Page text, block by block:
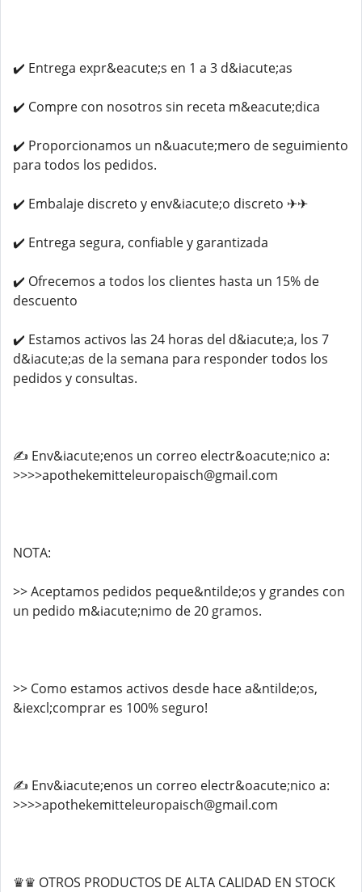
✔️ Entrega expr&eacute;s en 1 a 3 d&iacute;as
✔️ Compre con nosotros sin receta m&eacute;dica
✔️ Proporcionamos un n&uacute;mero de seguimiento
para todos los pedidos.
✔️ Embalaje discreto y env&iacute;o discreto ✈✈
✔️ Entrega segura, confiable y garantizada
✔️ Ofrecemos a todos los clientes hasta un 15% de
descuento
✔️ Estamos activos las 24 horas del d&iacute;a, los 7
d&iacute;as de la semana para responder todos los
pedidos y consultas.
✍️ Env&iacute;enos un correo electr&oacute;nico a:
>>>>apothekemitteleuropaisch@gmail.com
NOTA:
>> Aceptamos pedidos peque&ntilde;os y grandes con
un pedido m&iacute;nimo de 20 gramos.
>> Como estamos activos desde hace a&ntilde;os,
&iexcl;comprar es 100% seguro!
✍️ Env&iacute;enos un correo electr&oacute;nico a:
>>>>apothekemitteleuropaisch@gmail.com
♛♛ OTROS PRODUCTOS DE ALTA CALIDAD EN STOCK